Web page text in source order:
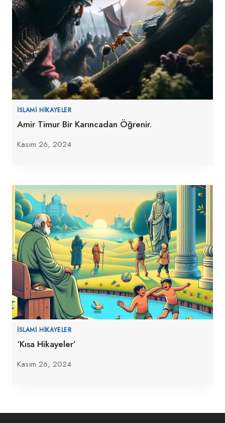
İSLAMI HIKAYELER
Amir Timur Bir Karıncadan Öğrenir.
Kasım 26, 2024
İSLAMI HIKAYELER
‘Kısa Hikayeler’
Kasım 26, 2024